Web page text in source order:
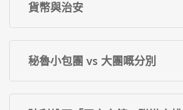
貨幣與治安
秘魯小包團 vs 大團嘅分別